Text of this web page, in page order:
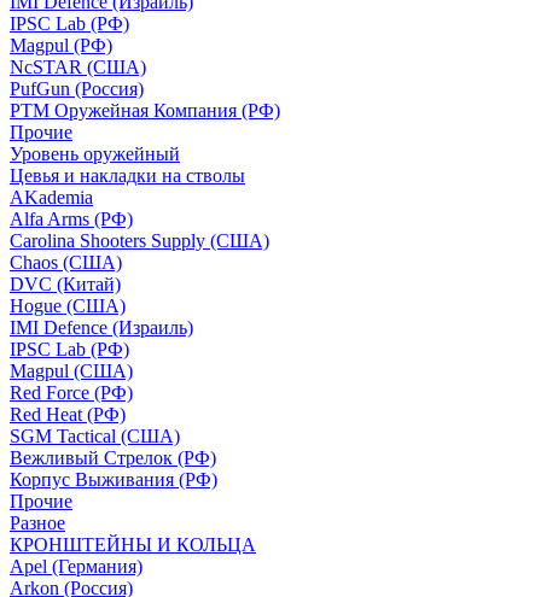
IPSC Lab (РФ)
Magpul (РФ)
NcSTAR (США)
PufGun (Россия)
РТМ Оружейная Компания (РФ)
Прочие
Уровень оружейный
Цевья и накладки на стволы
AKademia
Alfa Arms (РФ)
Carolina Shooters Supply (США)
Chaos (США)
DVC (Китай)
Hogue (США)
IMI Defence (Израиль)
IPSC Lab (РФ)
Magpul (США)
Red Force (РФ)
Red Heat (РФ)
SGM Tactical (США)
Вежливый Стрелок (РФ)
Корпус Выживания (РФ)
Прочие
Разное
КРОНШТЕЙНЫ И КОЛЬЦА
Apel (Германия)
Arkon (Россия)